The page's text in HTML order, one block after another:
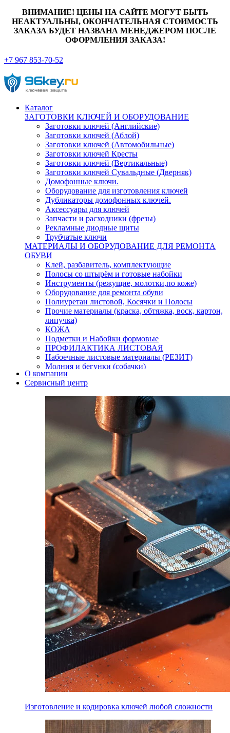
ВНИМАНИЕ! ЦЕНЫ НА САЙТЕ МОГУТ БЫТЬ
НЕАКТУАЛЬНЫ, ОКОНЧАТЕЛЬНАЯ СТОИМОСТЬ
ЗАКАЗА БУДЕТ НАЗВАНА МЕНЕДЖЕРОМ ПОСЛЕ
ОФОРМЛЕНИЯ ЗАКАЗА!
+7 967 853-70-52
Каталог
ЗАГОТОВКИ КЛЮЧЕЙ И ОБОРУДОВАНИЕ
Заготовки ключей (Английские)
Заготовки ключей (Аблой)
Заготовки ключей (Автомобильные)
Заготовки ключей Кресты
Заготовки ключей (Вертикальные)
Заготовки ключей Сувальдные (Дверняк)
Домофонные ключи.
Оборудование для изготовления ключей
Дубликаторы домофонных ключей.
Аксессуары для ключей
Запчасти и расходники (фрезы)
Рекламные диодные щиты
Трубчатые ключи
МАТЕРИАЛЫ И ОБОРУДОВАНИЕ ДЛЯ РЕМОНТА
ОБУВИ
Клей, разбавитель, комплектующие
Полосы со штырём и готовые набойки
Инструменты (режущие, молотки,по коже)
Оборудование для ремонта обуви
Полиуретан листовой, Косячки и Полосы
Прочие материалы (краска, обтяжка, воск, картон,
липучка)
КОЖА
Подметки и Набойки формовые
ПРОФИЛАКТИКА ЛИСТОВАЯ
Набоечные листовые материалы (РЕЗИТ)
Молния и бегунки (собачки)
Нитки,иглы-шило,крючки.
Уход и косметика для обуви
Кнопки (магнитые,кобурные)
Пряжки для ремня
О компании
Сервисный центр
Изготовление и кодировка ключей любой сложности